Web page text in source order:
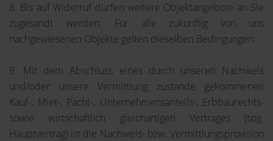
8. Bis auf Widerruf dürfen weitere Objektangebote an Sie
zugesandt werden. Für alle zukünftig von uns
nachgewiesenen Objekte gelten dieselben Bedingungen.
9. Mit dem Abschluss eines durch unseren Nachweis
und/oder unsere Vermittlung zustande gekommenen
Kauf-, Miet-, Pacht-, Unternehmensanteils-, Erbbaurechts-
sowie wirtschaftlich gleichartigen Vertrages (sog.
Hauptvertrag) ist die Nachweis- bzw. Vermittlungsprovision